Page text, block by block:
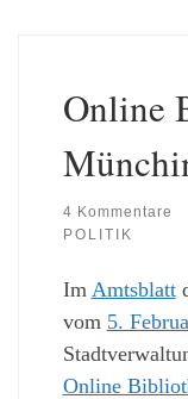
Online
4 Kommentare
POLITIK
Im Amtsblatt
vom 5.
Online